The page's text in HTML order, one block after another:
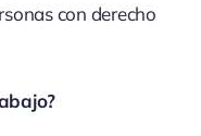
con derecho